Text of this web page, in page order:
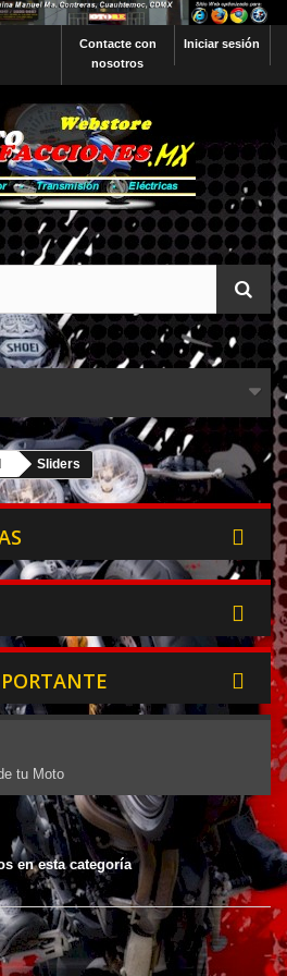
Iniciar sesión
Contacte con
nosotros
Sliders
tu Moto
en esta categoría